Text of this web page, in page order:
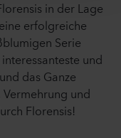
in der Lage
erfolgreiche
Serie
und
das Ganze
und
Florensis!